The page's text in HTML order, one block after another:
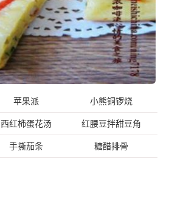
苹果派 小熊铜锣烧
西红柿蛋花汤 红腰豆拌甜豆角
手撕茄条 糖醋排骨